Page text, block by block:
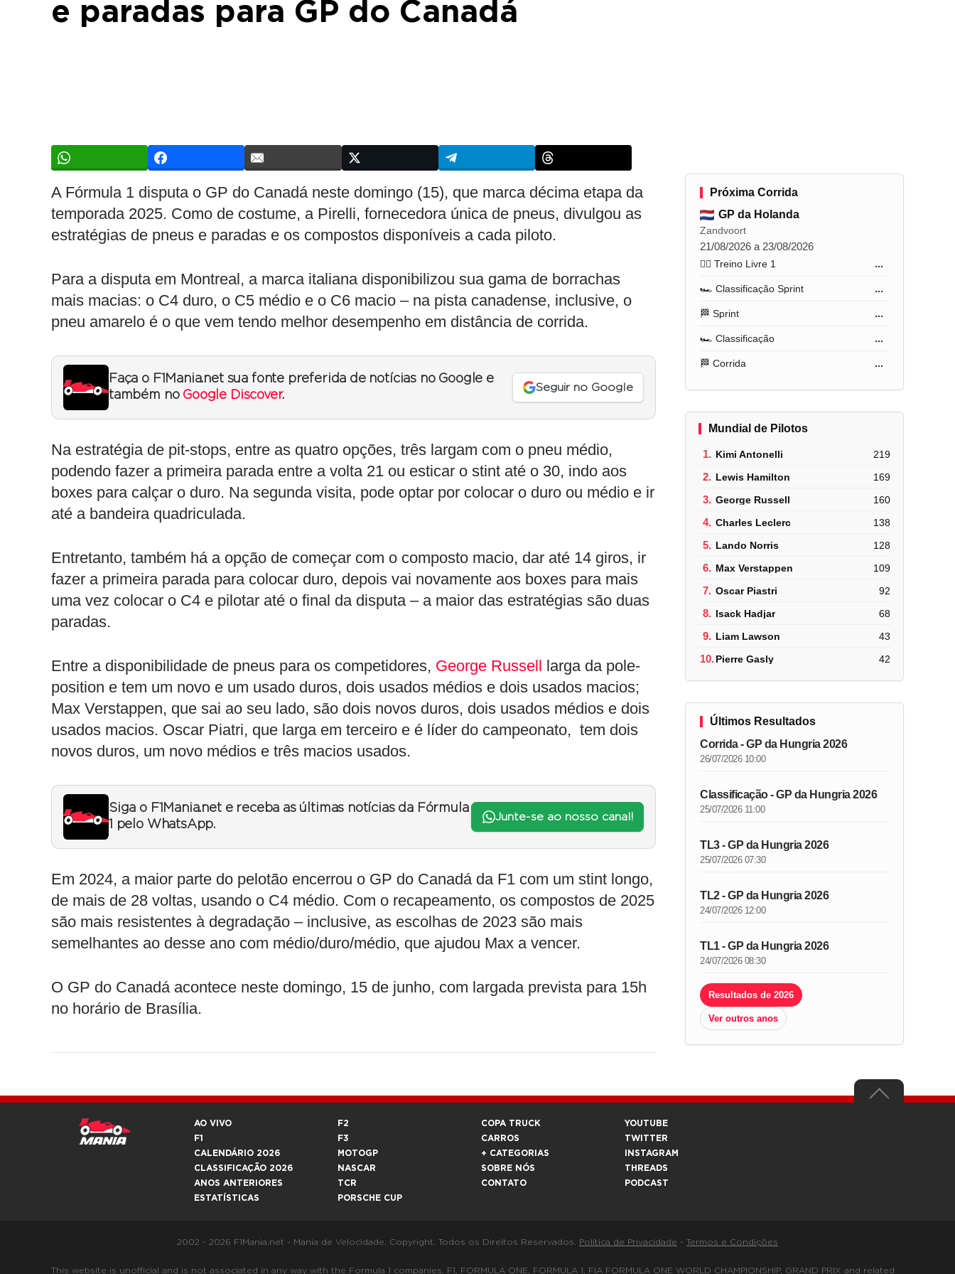
e paradas para GP do Canadá
A Fórmula 1 disputa o GP do Canadá neste domingo (15), que marca décima etapa da
temporada 2025. Como de costume, a Pirelli, fornecedora única de pneus, divulgou as
estratégias de pneus e paradas e os compostos disponíveis a cada piloto.
Para a disputa em Montreal, a marca italiana disponibilizou sua gama de borrachas
mais macias: o C4 duro, o C5 médio e o C6 macio – na pista canadense, inclusive, o
pneu amarelo é o que vem tendo melhor desempenho em distância de corrida.
Faça o F1Mania.net sua fonte preferida de notícias no Google e
também no Google Discover.
Seguir no Google
Na estratégia de pit-stops, entre as quatro opções, três largam com o pneu médio,
podendo fazer a primeira parada entre a volta 21 ou esticar o stint até o 30, indo aos
boxes para calçar o duro. Na segunda visita, pode optar por colocar o duro ou médio e ir
até a bandeira quadriculada.
Entretanto, também há a opção de começar com o composto macio, dar até 14 giros, ir
fazer a primeira parada para colocar duro, depois vai novamente aos boxes para mais
uma vez colocar o C4 e pilotar até o final da disputa – a maior das estratégias são duas
paradas.
Entre a disponibilidade de pneus para os competidores, George Russell larga da pole-
position e tem um novo e um usado duros, dois usados médios e dois usados macios;
Max Verstappen, que sai ao seu lado, são dois novos duros, dois usados médios e dois
usados macios. Oscar Piatri, que larga em terceiro e é líder do campeonato, tem dois
novos duros, um novo médios e três macios usados.
Siga o F1Mania.net e receba as últimas notícias da Fórmula
1 pelo WhatsApp.
Junte-se ao nosso canal!
Em 2024, a maior parte do pelotão encerrou o GP do Canadá da F1 com um stint longo,
de mais de 28 voltas, usando o C4 médio. Com o recapeamento, os compostos de 2025
são mais resistentes à degradação – inclusive, as escolhas de 2023 são mais
semelhantes ao desse ano com médio/duro/médio, que ajudou Max a vencer.
O GP do Canadá acontece neste domingo, 15 de junho, com largada prevista para 15h
no horário de Brasília.
Próxima Corrida
GP da Holanda
Zandvoort
21/08/2026 a 23/08/2026
🏋️‍♂️ Treino Livre 1 ...
🏎️ Classificação Sprint ...
🏁 Sprint ...
🏎️ Classificação ...
🏁 Corrida ...
Mundial de Pilotos
1. Kimi Antonelli 219
2. Lewis Hamilton 169
3. George Russell 160
4. Charles Leclerc 138
5. Lando Norris 128
6. Max Verstappen 109
7. Oscar Piastri 92
8. Isack Hadjar 68
9. Liam Lawson 43
10.Pierre Gasly 42
Últimos Resultados
Corrida - GP da Hungria 2026
26/07/2026 10:00
Classificação - GP da Hungria 2026
25/07/2026 11:00
TL3 - GP da Hungria 2026
25/07/2026 07:30
TL2 - GP da Hungria 2026
24/07/2026 12:00
TL1 - GP da Hungria 2026
24/07/2026 08:30
Resultados de 2026
Ver outros anos
AO VIVO
F1
CALENDÁRIO 2026
CLASSIFICAÇÃO 2026
ANOS ANTERIORES
ESTATÍSTICAS
F2
F3
MOTOGP
NASCAR
TCR
PORSCHE CUP
COPA TRUCK
CARROS
+ CATEGORIAS
SOBRE NÓS
CONTATO
YOUTUBE
TWITTER
INSTAGRAM
THREADS
PODCAST
2002 - 2026 F1Mania.net - Mania de Velocidade. Copyright. Todos os Direitos Reservados. Política de Privacidade - Termos e Condições
This website is unofficial and is not associated in any way with the Formula 1 companies. F1, FORMULA ONE, FORMULA 1, FIA FORMULA ONE WORLD CHAMPIONSHIP, GRAND PRIX and related